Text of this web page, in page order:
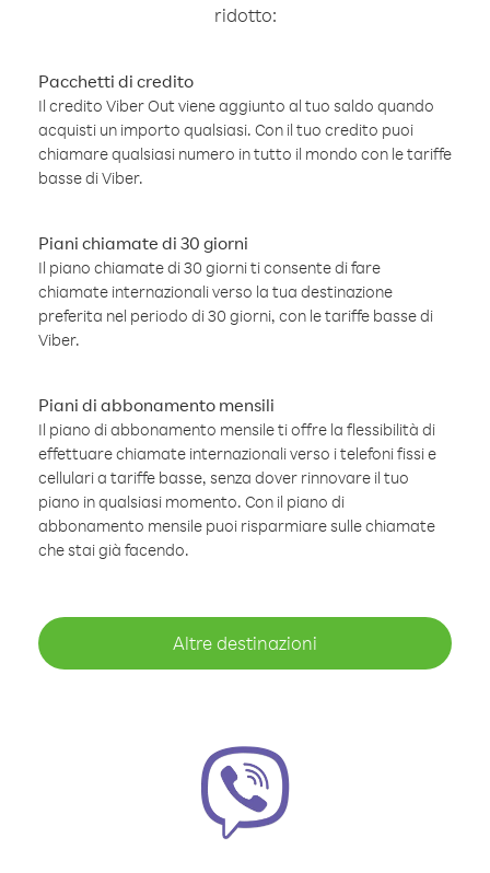
ridotto:
Pacchetti di credito
Il credito Viber Out viene aggiunto al tuo saldo quando
acquisti un importo qualsiasi. Con il tuo credito puoi
chiamare qualsiasi numero in tutto il mondo con le tariffe
basse di Viber.
Piani chiamate di 30 giorni
Il piano chiamate di 30 giorni ti consente di fare
chiamate internazionali verso la tua destinazione
preferita nel periodo di 30 giorni, con le tariffe basse di
Viber.
Piani di abbonamento mensili
Il piano di abbonamento mensile ti offre la flessibilità di
effettuare chiamate internazionali verso i telefoni fissi e
cellulari a tariffe basse, senza dover rinnovare il tuo
piano in qualsiasi momento. Con il piano di
abbonamento mensile puoi risparmiare sulle chiamate
che stai già facendo.
Altre destinazioni